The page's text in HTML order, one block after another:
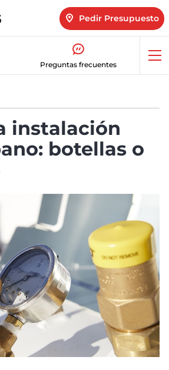
Pedir Presupuesto
Preguntas frecuentes
instalación
botellas o